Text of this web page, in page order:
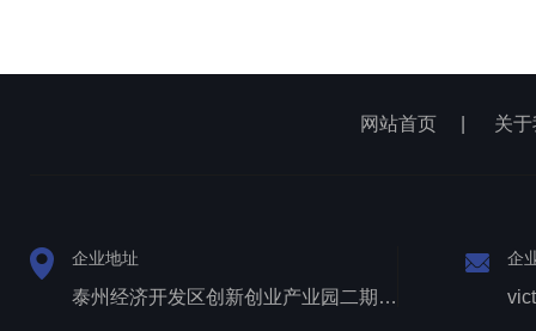
网站首页 关
企业地址
泰州经济开发区创新创业产业园二期1号厂房西侧三层
企